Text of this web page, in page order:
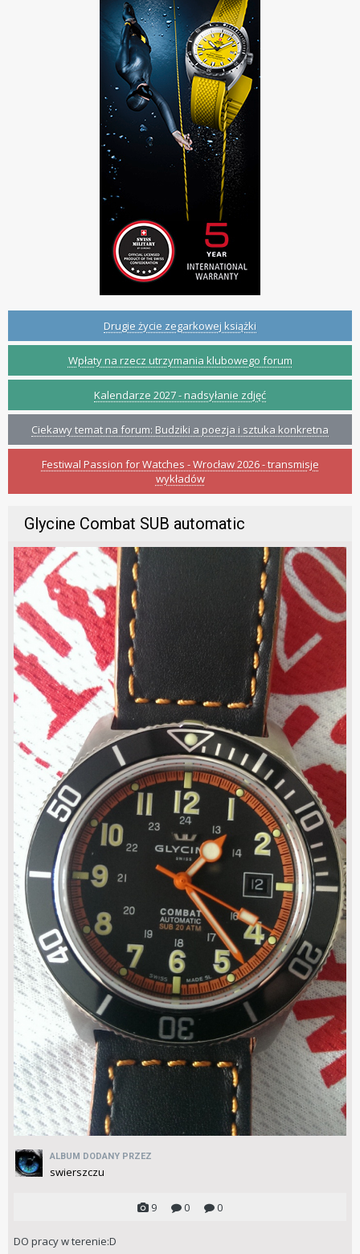
Drugie życie zegarkowej książki
Wpłaty na rzecz utrzymania klubowego forum
Kalendarze 2027 - nadsyłanie zdjęć
Ciekawy temat na forum: Budziki a poezja i sztuka konkretna
Festiwal Passion for Watches - Wrocław 2026 - transmisje
wykładów
Glycine Combat SUB automatic
ALBUM DODANY PRZEZ
swierszczu
9 0 0
DO pracy w terenie:D